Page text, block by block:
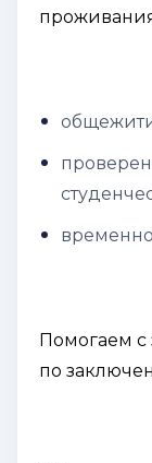
Помогаем с
по